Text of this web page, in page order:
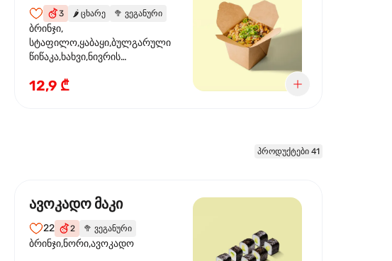
3 🌶️ ცხარე 🥦 ვეგანური
ბრინჯი,
სტაფილო,ყაბაყი,ბულგარული
წიწაკა,ხახვი,ნივრის
სოუსი., მწვანე ხახვი,სეზამის
12,9 ₾
პროდუქტები 41
ავოკადო მაკი
22 2 🥦 ვეგანური
ბრინჯი,ნორი,ავოკადო